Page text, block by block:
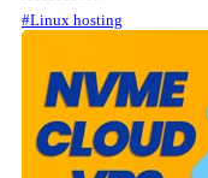
#Linux hosting